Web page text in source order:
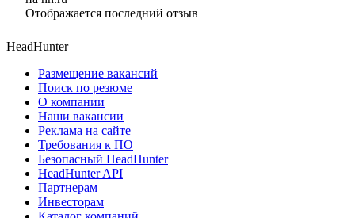
Отображается последний отзыв
HeadHunter
Размещение вакансий
Поиск по резюме
О компании
Наши вакансии
Реклама на сайте
Требования к ПО
Безопасный HeadHunter
HeadHunter API
Партнерам
Инвесторам